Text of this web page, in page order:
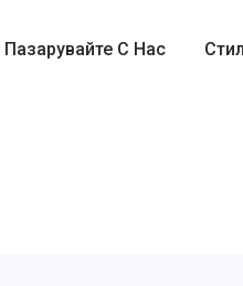
Пазарувайте С Нас